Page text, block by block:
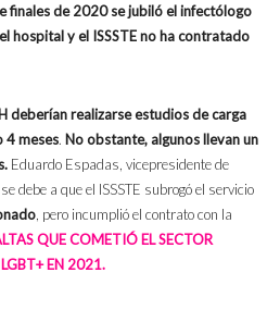
finales de 2020 se jubiló el infectólogo
hospital y el ISSSTE no ha contratado
deberían realizarse estudios de carga
4 meses. No obstante, algunos llevan un
Eduardo Espadas, vicepresidente de
debe a que el ISSSTE subrogó el servicio
, pero incumplió el contrato con la
QUE COMETIÓ EL SECTOR
EN 2021.